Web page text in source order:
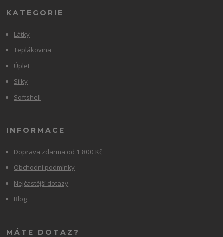
KATEGORIE
Látky
Teplákovina
Úplet
Silky
Softshell
INFORMACE
Doprava zdarma od 1 800 Kč
Obchodní podmínky
Nejčastější dotazy
Blog
MÁTE DOTAZ?